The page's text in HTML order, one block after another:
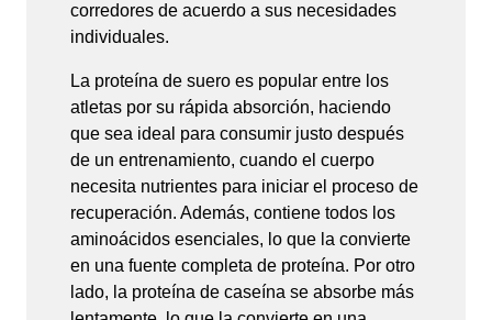
corredores de acuerdo a sus necesidades
individuales.
La proteína de suero es popular entre los
atletas por su rápida absorción, haciendo
que sea ideal para consumir justo después
de un entrenamiento, cuando el cuerpo
necesita nutrientes para iniciar el proceso de
recuperación. Además, contiene todos los
aminoácidos esenciales, lo que la convierte
en una fuente completa de proteína. Por otro
lado, la proteína de caseína se absorbe más